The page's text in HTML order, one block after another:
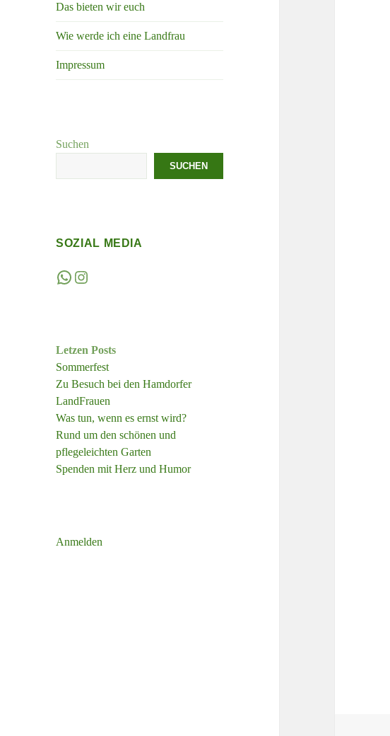
Das bieten wir euch
Wie werde ich eine Landfrau
Impressum
Suchen
SUCHEN
SOZIAL MEDIA
WhatsApp
Instagram
Letzen Posts
Sommerfest
Zu Besuch bei den Hamdorfer
LandFrauen
Was tun, wenn es ernst wird?
Rund um den schönen und
pflegeleichten Garten
Spenden mit Herz und Humor
Anmelden